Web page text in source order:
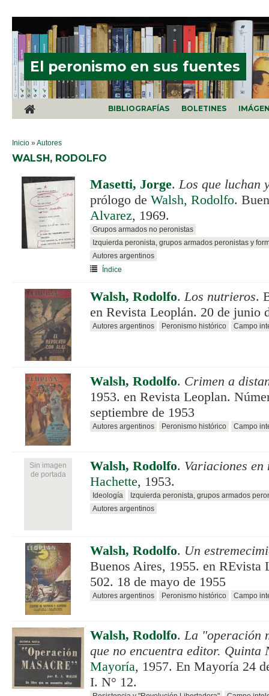
El peronismo en sus fuentes
BIBLIOGRAFÍAS BOLETINES
SE ENCUENTRA USTED AQUÍ
Inicio »Autores
WALSH, RODOLFO
Masetti, Jorge.Los que luchan
prólogo de Walsh, Rodolfo.
Alvarez, 1969.
Grupos armados no peronistas
Izquierda peronista, grupos armados peronistas y
Autores argentinos
Índice
Walsh, Rodolfo.Los nutrieros.
en Revista Leoplán. 20 de junio
Autores argentinos Peronismo histórico Campo
Walsh, Rodolfo. Crimen a
1953. en Revista Leoplan.
septiembre de 1953
Autores argentinos Peronismo histórico Campo
Sin imagen
de portada
Walsh, Rodolfo. Variaciones en
Hachette, 1953.
Ideología
Izquierda peronista, grupos armados
Autores argentinos
Walsh, Rodolfo. Un
Buenos Aires, 1955. en REvista
502. 18 de mayo de 1955
Autores argentinos Peronismo histórico Campo
Walsh, Rodolfo.La "operación
que no encuentra editor. Quinta
Mayoría, 1957. En Mayoría 24
I. N° 12.